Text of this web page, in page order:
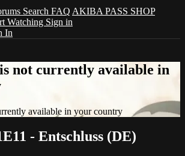
Search FAQ AKIBA PASS SHOP
Watching Sign in
In
not currently available in
available in your country
- Entschluss (DE)